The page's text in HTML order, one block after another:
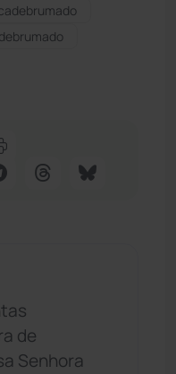
de
Senhora